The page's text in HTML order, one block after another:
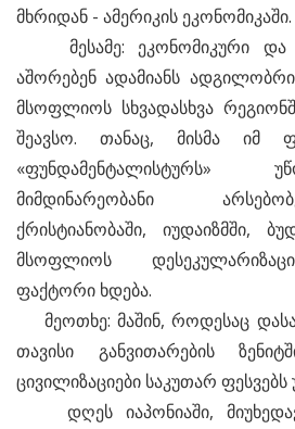
მხრიდან - ამერიკის ეკონომიკაში.
მესამე: ეკონომიკური და
აშორებენ ადამიანს
მსოფლიოს სხვადასხვა
შეავსო. თანაც, მისმა იმ
«ფუნდამენტალისტურს»
მიმდინარეობანი
ქრისტიანობაში, იუდაიზმში,
მსოფლიოს
ფაქტორი ხდება.
მეოთხე: მაშინ, როდესაც
თავისი განვითარების
ცივილიზაციები საკუთარ ფესვებს
დღეს იაპონიაში,